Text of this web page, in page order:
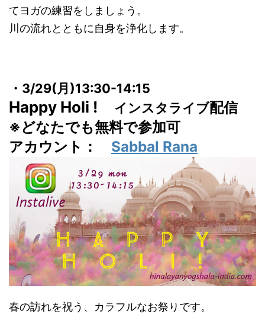
てヨガの練習をしましょう。
川の流れとともに自身を浄化します。
・3/29(月)13:30-14:15
Happy Holi ! インスタライブ配信
※どなたでも無料で参加可
アカウント： Sabbal Rana
春の訪れを祝う、カラフルなお祭りです。